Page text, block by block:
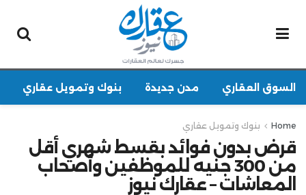
السوق العقاري مدن جديدة بنوك وتمويل عقاري
Home بنوك وتمويل عقاري
قرض بدون فوائد بقسط شهري أقل
من 300 جنيه للموظفين وأصحاب
المعاشات – عقارك نيوز